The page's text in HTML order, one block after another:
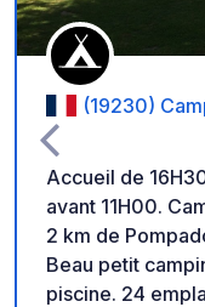
(19230)
Accueil de
avant 11H00.
2 km de
Beau petit
piscine. 24